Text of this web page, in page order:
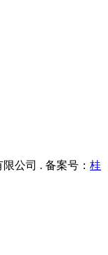
公司 . 备案号： 桂